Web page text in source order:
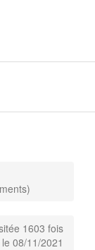
1603 fois
08/11/2021